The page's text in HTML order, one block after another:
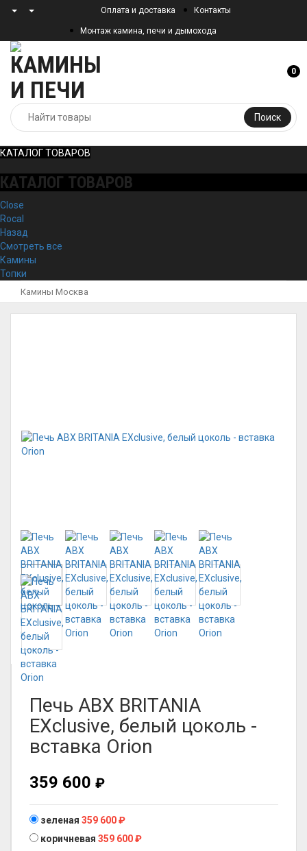
Оплата и доставка Контакты
Монтаж камина, печи и дымохода
Поиск
0
КАТАЛОГ ТОВАРОВ
КАТАЛОГ ТОВАРОВ
Close
Rocal
Назад
Смотреть все
Камины
Топки
Камины Москва
Печь ABX BRITANIA
EXclusive, белый цоколь -
вставка Orion
359 600 ₽
зеленая 359 600₽
коричневая 359 600₽